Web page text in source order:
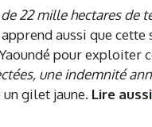
22 mille hectares de
aussi que
pour exploiter
une indemnité
gilet jaune. Lire